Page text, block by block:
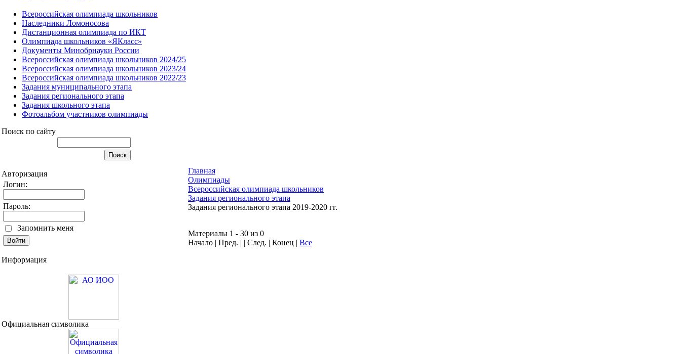
Всероссийская олимпиада школьников
Наследники Ломоносова
Дистанционная олимпиада по ИКТ
Олимпиада школьников «ЯКласс»
Документы Минобрнауки России
Всероссийская олимпиада школьников 2024/25
Всероссийская олимпиада школьников 2023/24
Всероссийская олимпиада школьников 2022/23
Задания муниципального этапа
Задания регионального этапа
Задания школьного этапа
Фотоальбом участников олимпиады
Поиск по сайту
Авторизация
Логин:
Пароль:
Запомнить меня
Информация
Официальная символика
Главная
Олимпиады
Всероссийская олимпиада школьников
Задания регионального этапа
Задания регионального этапа 2019-2020 гг.
Материалы 1 - 30 из 0
Начало | Пред. | | След. | Конец | Все